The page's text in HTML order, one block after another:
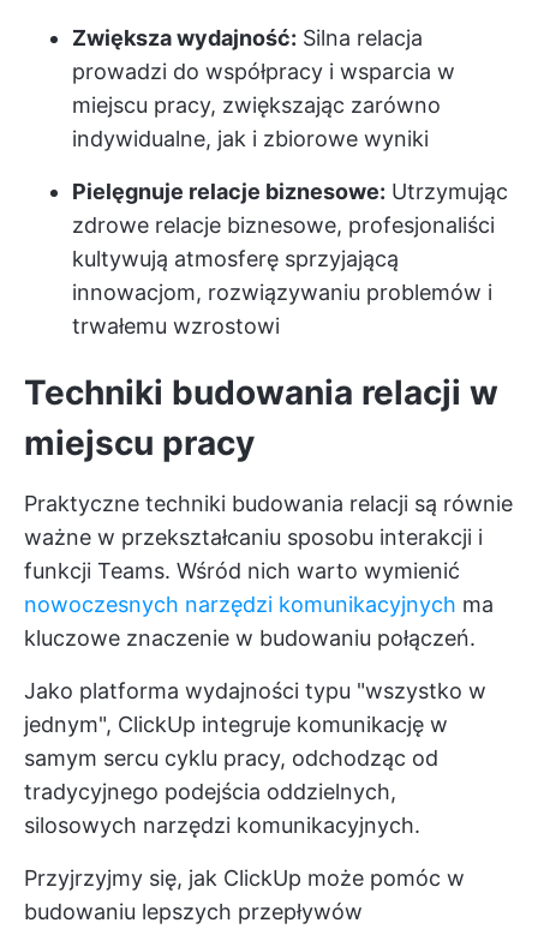
Zwiększa wydajność: Silna relacja
prowadzi do współpracy i wsparcia w
miejscu pracy, zwiększając zarówno
indywidualne, jak i zbiorowe wyniki
Pielęgnuje relacje biznesowe: Utrzymując
zdrowe relacje biznesowe, profesjonaliści
kultywują atmosferę sprzyjającą
innowacjom, rozwiązywaniu problemów i
trwałemu wzrostowi
Techniki budowania relacji w
miejscu pracy
Praktyczne techniki budowania relacji są równie
ważne w przekształcaniu sposobu interakcji i
funkcji Teams. Wśród nich warto wymienić
nowoczesnych narzędzi komunikacyjnych ma
kluczowe znaczenie w budowaniu połączeń.
Jako platforma wydajności typu "wszystko w
jednym", ClickUp integruje komunikację w
samym sercu cyklu pracy, odchodząc od
tradycyjnego podejścia oddzielnych,
silosowych narzędzi komunikacyjnych.
Przyjrzyjmy się, jak ClickUp może pomóc w
budowaniu lepszych przepływów